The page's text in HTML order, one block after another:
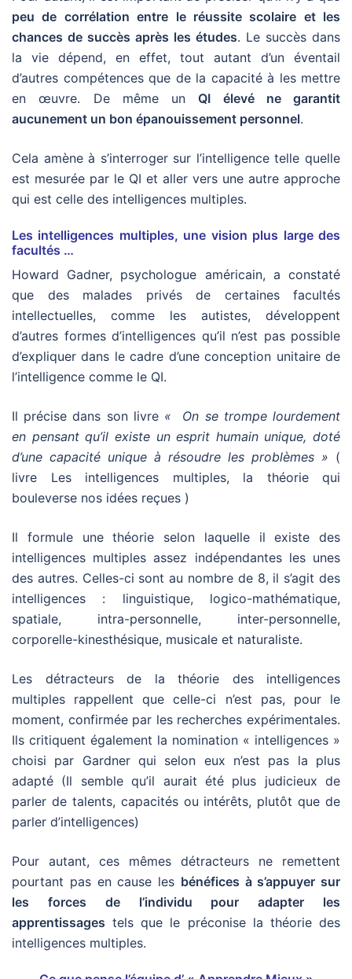
peu de corrélation entre le réussite scolaire et les
chances de succès après les études. Le succès dans
la vie dépend, en effet, tout autant d’un éventail
d’autres compétences que de la capacité à les mettre
en œuvre. De même un QI élevé ne garantit
aucunement un bon épanouissement personnel.
Cela amène à s’interroger sur l’intelligence telle quelle
est mesurée par le QI et aller vers une autre approche
qui est celle des intelligences multiples.
Les intelligences multiples, une vision plus large des
facultés …
Howard Gadner, psychologue américain, a constaté
que des malades privés de certaines facultés
intellectuelles, comme les autistes, développent
d’autres formes d’intelligences qu’il n’est pas possible
d’expliquer dans le cadre d’une conception unitaire de
l’intelligence comme le QI.
Il précise dans son livre « On se trompe lourdement
en pensant qu’il existe un esprit humain unique, doté
d’une capacité unique à résoudre les problèmes » (
livre Les intelligences multiples, la théorie qui
bouleverse nos idées reçues )
Il formule une théorie selon laquelle il existe des
intelligences multiples assez indépendantes les unes
des autres. Celles-ci sont au nombre de 8, il s’agit des
intelligences : linguistique, logico-mathématique,
spatiale, intra-personnelle, inter-personnelle,
corporelle-kinesthésique, musicale et naturaliste.
Les détracteurs de la théorie des intelligences
multiples rappellent que celle-ci n’est pas, pour le
moment, confirmée par les recherches expérimentales.
Ils critiquent également la nomination « intelligences »
choisi par Gardner qui selon eux n’est pas la plus
adapté (Il semble qu’il aurait été plus judicieux de
parler de talents, capacités ou intérêts, plutôt que de
parler d’intelligences)
Pour autant, ces mêmes détracteurs ne remettent
pourtant pas en cause les bénéfices à s’appuyer sur
les forces de l’individu pour adapter les
apprentissages tels que le préconise la théorie des
intelligences multiples.